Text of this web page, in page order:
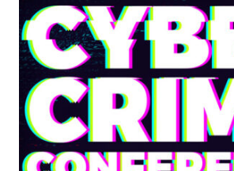
FRAMEWORK
DI
ANALISI